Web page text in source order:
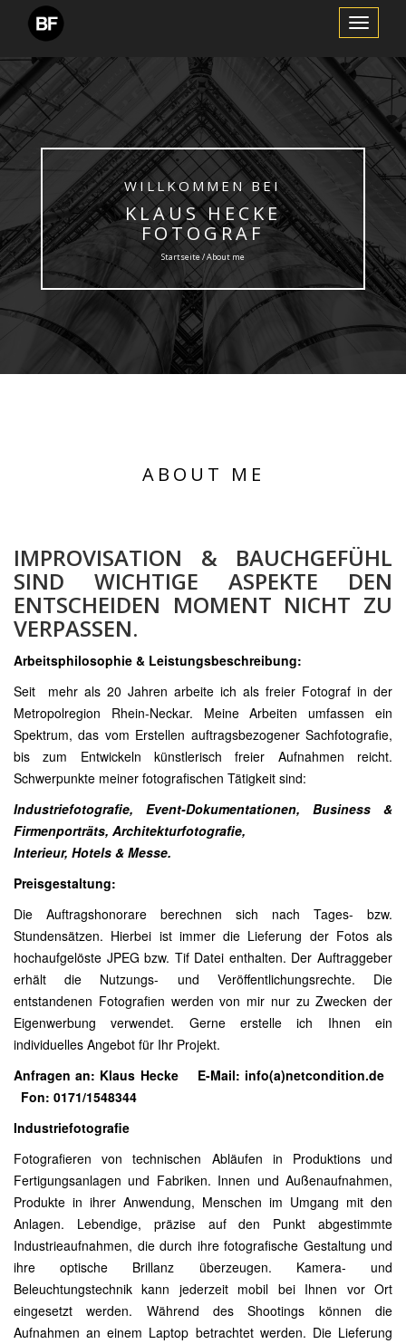
Schalte
Navigation
WILLKOMMEN BEI
KLAUS HECKE
FOTOGRAF
Startseite / About me
ABOUT ME
IMPROVISATION & BAUCHGEFÜHL
SIND WICHTIGE ASPEKTE DEN
ENTSCHEIDEN MOMENT NICHT ZU
VERPASSEN.
Arbeitsphilosophie & Leistungsbeschreibung:
Seit mehr als 20 Jahren arbeite ich als freier Fotograf in der
Metropolregion Rhein-Neckar. Meine Arbeiten umfassen ein
Spektrum, das vom Erstellen auftragsbezogener Sachfotografie,
bis zum Entwickeln künstlerisch freier Aufnahmen reicht.
Schwerpunkte meiner fotografischen Tätigkeit sind:
Industriefotografie, Event-Dokumentationen, Business &
Firmenporträts, Architekturfotografie,
Interieur, Hotels & Messe.
Preisgestaltung:
Die Auftragshonorare berechnen sich nach Tages- bzw.
Stundensätzen. Hierbei ist immer die Lieferung der Fotos als
hochaufgelöste JPEG bzw. Tif Datei enthalten. Der Auftraggeber
erhält die Nutzungs- und Veröffentlichungsrechte. Die
entstandenen Fotografien werden von mir nur zu Zwecken der
Eigenwerbung verwendet. Gerne erstelle ich Ihnen ein
individuelles Angebot für Ihr Projekt.
Anfragen an: Klaus Hecke E-Mail: info(a)netcondition.de
Fon: 0171/1548344
Industriefotografie
Fotografieren von technischen Abläufen in Produktions und
Fertigungsanlagen und Fabriken. Innen und Außenaufnahmen,
Produkte in ihrer Anwendung, Menschen im Umgang mit den
Anlagen. Lebendige, präzise auf den Punkt abgestimmte
Industrieaufnahmen, die durch ihre fotografische Gestaltung und
ihre optische Brillanz überzeugen. Kamera- und
Beleuchtungstechnik kann jederzeit mobil bei Ihnen vor Ort
eingesetzt werden. Während des Shootings können die
Aufnahmen an einem Laptop betrachtet werden. Die Lieferung